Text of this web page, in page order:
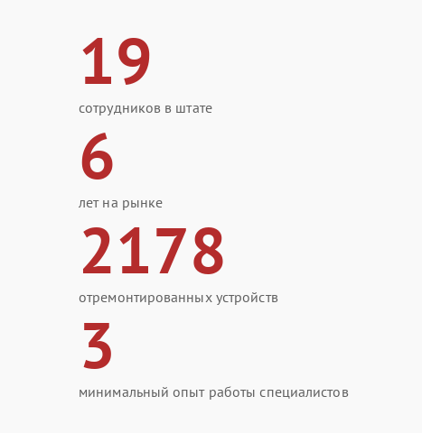
19
сотрудников в штате
6
лет на рынке
2178
отремонтированных устройств
3
минимальный опыт работы специалистов